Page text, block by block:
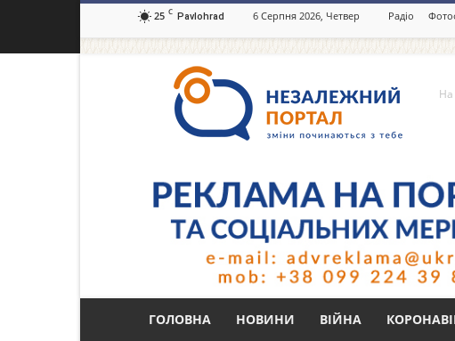
25 C Pavlohrad 6 Серпня 2026, Четвер Радіо
портал
Павлоград.dp.ua
ГОЛОВНА НОВИНИ ВІЙНА
На
Тег: 8 березня